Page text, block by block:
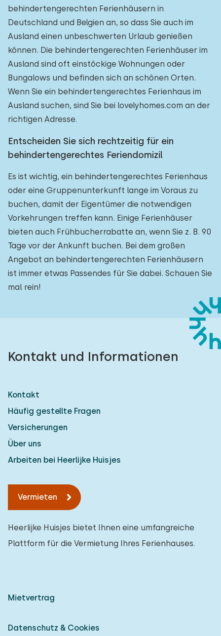
behindertengerechten Ferienhäusern in
Deutschland und Belgien an, so dass Sie auch im
Ausland einen unbeschwerten Urlaub genießen
können. Die behindertengerechten Ferienhäuser im
Ausland sind oft einstöckige Wohnungen oder
Bungalows und befinden sich an schönen Orten.
Wenn Sie ein behindertengerechtes Ferienhaus im
Ausland suchen, sind Sie bei lovelyhomes.com an der
richtigen Adresse.
Entscheiden Sie sich rechtzeitig für ein
behindertengerechtes Feriendomizil
Es ist wichtig, ein behindertengerechtes Ferienhaus
oder eine Gruppenunterkunft lange im Voraus zu
buchen, damit der Eigentümer die notwendigen
Vorkehrungen treffen kann. Einige Ferienhäuser
bieten auch Frühbucherrabatte an, wenn Sie z. B. 90
Tage vor der Ankunft buchen. Bei dem großen
Angebot an behindertengerechten Ferienhäusern
ist immer etwas Passendes für Sie dabei. Schauen Sie
mal rein!
Kontakt und Informationen
Kontakt
Häufig gestellte Fragen
Versicherungen
Über uns
Arbeiten bei Heerlijke Huisjes
Vermieten
Heerlijke Huisjes bietet Ihnen eine umfangreiche
Plattform für die Vermietung Ihres Ferienhauses.
Mietvertrag
Datenschutz & Cookies